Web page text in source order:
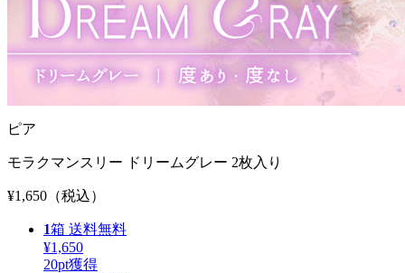
ピア
モラクマンスリー ドリームグレー 2枚入り
¥1,650 （税込）
1箱 送料無料
¥1,650
20pt獲得